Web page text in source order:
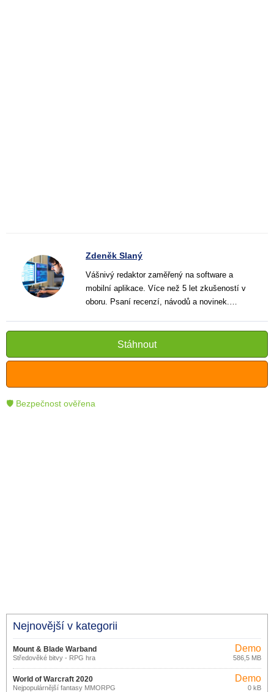
Zdeněk Slaný
Vášnivý redaktor zaměřený na software a
mobilní aplikace. Více než 5 let zkušeností v
oboru. Psaní recenzí, návodů a novinek.
pomáhají čtenářům lépe porozumět a využít
moderní technologie.
Stáhnout
🛡 Bezpečnost ověřena
Nejnovější v kategorii
Mount & Blade Warband
Středověké bitvy - RPG hra
Demo
586,5 MB
World of Warcraft 2020
Nejpopulárnější fantasy MMORPG
Demo
0 kB